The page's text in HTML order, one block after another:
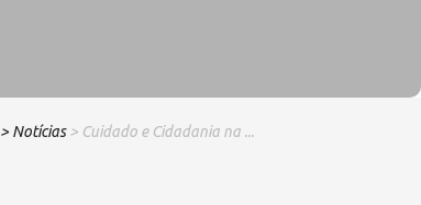
> Notícias > Cuidado e Cidadania na ...